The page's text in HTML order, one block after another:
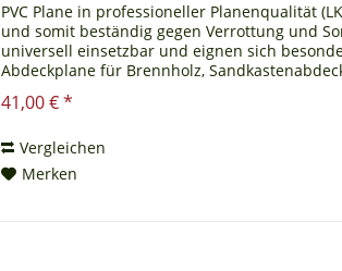
PVC Plane in professioneller Planenqualität
und somit beständig gegen Verrottung und
universell einsetzbar und eignen sich
Abdeckplane für Brennholz,
Ihnen auch ein...
41,00 € *
Vergleichen
Merken